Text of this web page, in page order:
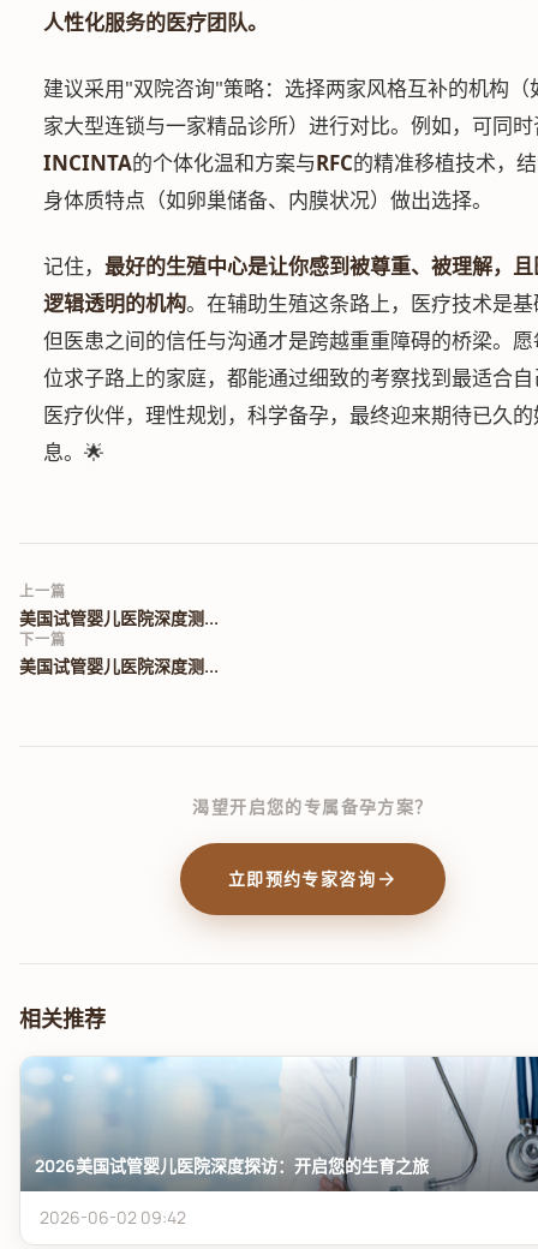
人性化服务的医疗团队。
建议采用"双院咨询"策略：选择两家风格互补的机构（
家大型连锁与一家精品诊所）进行对比。例如，可同
INCINTA的个体化温和方案与RFC的精准移植技术，
身体质特点（如卵巢储备、内膜状况）做出选择。
记住， 最好的生殖中心是让你感到被尊重、被理解，
逻辑透明的机构。在辅助生殖这条路上，医疗技术是
但医患之间的信任与沟通才是跨越重重障碍的桥梁。
位求子路上的家庭，都能通过细致的考察找到最适合
医疗伙伴，理性规划，科学备孕，最终迎来期待已久
息。🌟
上一篇
美国试管婴儿医院深度测...
下一篇
美国试管婴儿医院深度测...
渴望开启您的专属备孕方案？
立即预约专家咨询 arrow_forward
相关推荐
2026美国试管婴儿医院深度探访：开启您的生育之旅
2026-06-02 09:42